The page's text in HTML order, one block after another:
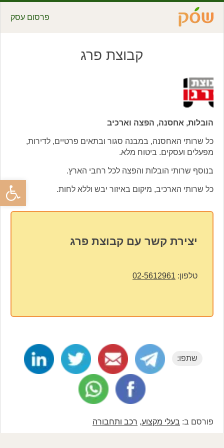
פתח
פרסום עסק
קבוצת פרג
הובלות, אחסנה, הפצה וארכיב
כל שרותי האחסנה, במבנה סגור ובתאים פרטיים, לדירות,
מפעלים ועסקים. ביטוח מלא.
בנוסף שרותי הובלות והפצה לכל רחבי הארץ.
כל שרותי הארכיב, מיקום באיזור יבש וללא לחות.
יצירת קשר עם קבוצת פרג
טלפון: 02-5612961
שתפו:
פורסם ב: בעלי מקצוע, רכב ותחבורה